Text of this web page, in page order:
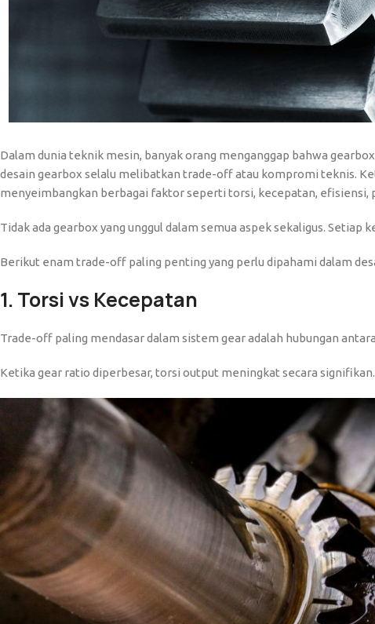
Dalam dunia teknik mesin, banyak orang menganggap bahwa
desain gearbox selalu melibatkan trade-off atau kompromi teknis.
menyeimbangkan berbagai faktor seperti torsi, kecepatan, efisiensi,
Tidak ada gearbox yang unggul dalam semua aspek sekaligus.
Berikut enam trade-off paling penting yang perlu dipahami dalam
1. Torsi vs Kecepatan
Trade-off paling mendasar dalam sistem gear adalah hubungan
Ketika gear ratio diperbesar, torsi output meningkat secara